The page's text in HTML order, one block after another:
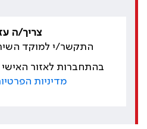
צריך/ה
התקשר/י למוקד
בהתחברות לאזור
מדיניות